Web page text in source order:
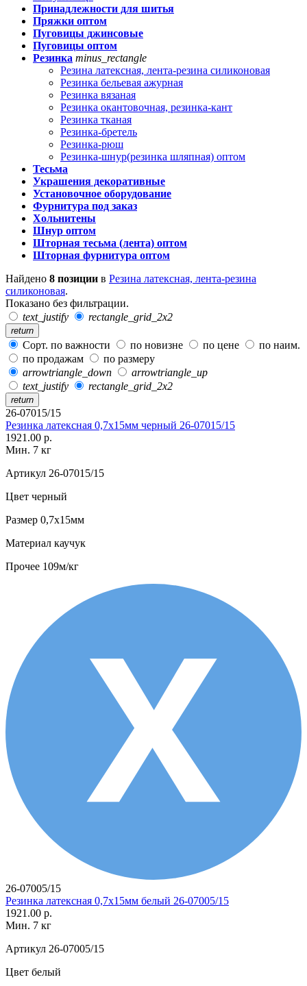
Принадлежности для шитья
Пряжки оптом
Пуговицы джинсовые
Пуговицы оптом
Резинка minus_rectangle
Резина латексная, лента-резина силиконовая
Резинка бельевая ажурная
Резинка вязаная
Резинка окантовочная, резинка-кант
Резинка тканая
Резинка-бретель
Резинка-рюш
Резинка-шнур(резинка шляпная) оптом
Тесьма
Украшения декоративные
Установочное оборудование
Фурнитура под заказ
Хольнитены
Шнур оптом
Шторная тесьма (лента) оптом
Шторная фурнитура оптом
Найдено 8 позиции в Резина латексная, лента-резина
силиконовая.
Показано без фильтрации.
text_justify
rectangle_grid_2x2
return
Сорт. по важности по новизне по цене
по наим.
по продажам
по размеру
arrowtriangle_down
arrowtriangle_up
text_justify
rectangle_grid_2x2
return
26-07015/15
Резинка латексная 0,7х15мм черный 26-07015/15
1921.00 р.
Мин. 7 кг
Артикул 26-07015/15
Цвет черный
Размер 0,7х15мм
Материал каучук
Прочее 109м/кг
26-07005/15
Резинка латексная 0,7х15мм белый 26-07005/15
1921.00 р.
Мин. 7 кг
Артикул 26-07005/15
Цвет белый